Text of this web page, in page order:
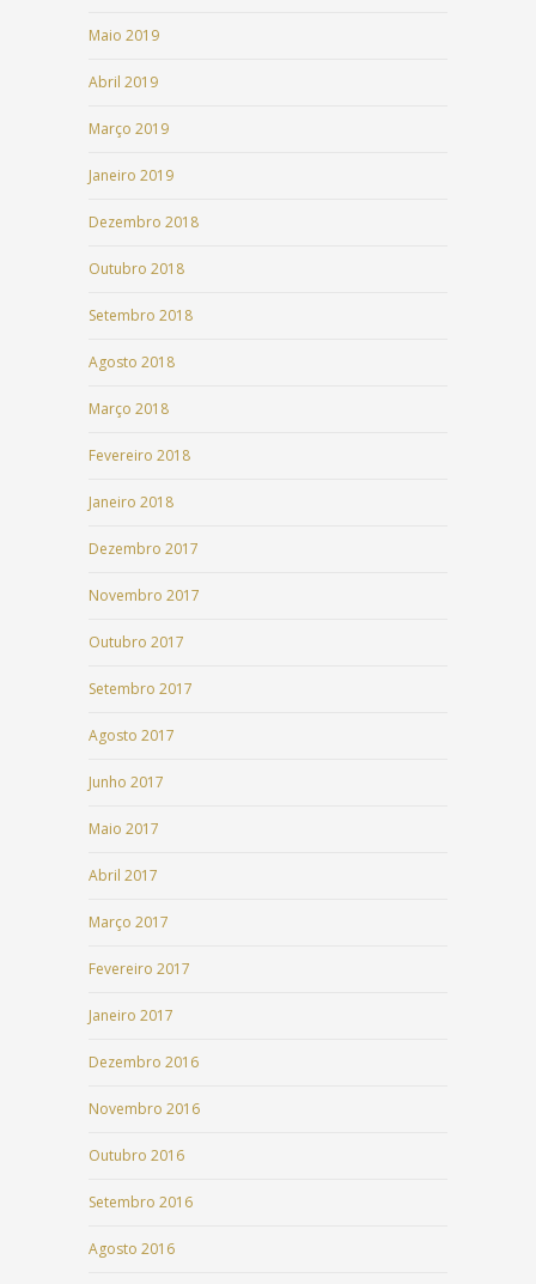
Maio 2019
Abril 2019
Março 2019
Janeiro 2019
Dezembro 2018
Outubro 2018
Setembro 2018
Agosto 2018
Março 2018
Fevereiro 2018
Janeiro 2018
Dezembro 2017
Novembro 2017
Outubro 2017
Setembro 2017
Agosto 2017
Junho 2017
Maio 2017
Abril 2017
Março 2017
Fevereiro 2017
Janeiro 2017
Dezembro 2016
Novembro 2016
Outubro 2016
Setembro 2016
Agosto 2016